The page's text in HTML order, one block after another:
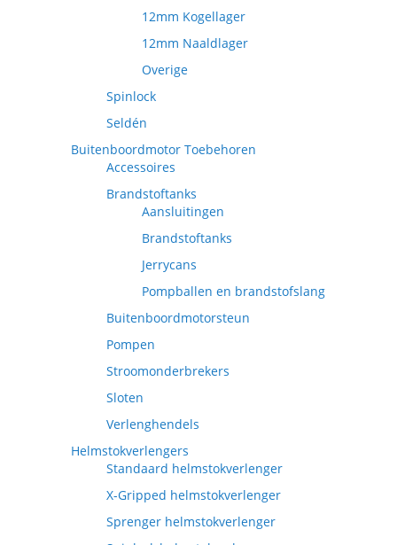
12mm Kogellager
12mm Naaldlager
Overige
Spinlock
Seldén
Buitenboordmotor Toebehoren
Accessoires
Brandstoftanks
Aansluitingen
Brandstoftanks
Jerrycans
Pompballen en brandstofslang
Buitenboordmotorsteun
Pompen
Stroomonderbrekers
Sloten
Verlenghendels
Helmstokverlengers
Standaard helmstokverlenger
X-Gripped helmstokverlenger
Sprenger helmstokverlenger